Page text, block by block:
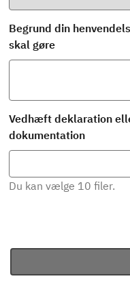
Begrund din
skal gøre
Vedhæft deklaration
dokumentation
Du kan vælge 10 filer.